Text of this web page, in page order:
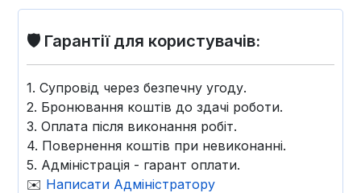
🛡️ Гарантії для користувачів:
1. Супровід через безпечну угоду.
2. Бронювання коштів до здачі роботи.
3. Оплата після виконання робіт.
4. Повернення коштів при невиконанні.
5. Адміністрація - гарант оплати.
✉️ Написати Адміністратору